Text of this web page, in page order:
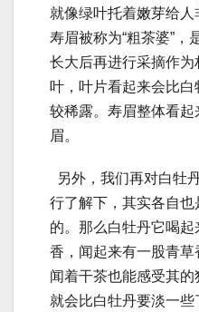
就像绿叶托着嫩芽给
寿眉被称为“粗茶婆”，
长大后再进行采摘作
叶，叶片看起来会比
较稀露。寿眉整体看
眉。
另外，我们再对白牡
行了解下，其实各自
的。那么白牡丹它喝
香，闻起来有一股青
闻着干茶也能感受其
就会比白牡丹要淡一